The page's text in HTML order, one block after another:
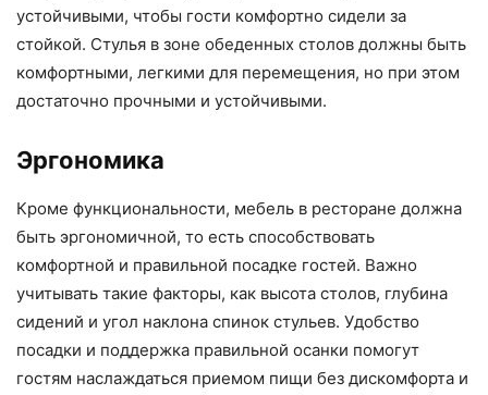
устойчивыми, чтобы гости комфортно сидели за
стойкой. Стулья в зоне обеденных столов должны быть
комфортными, легкими для перемещения, но при этом
достаточно прочными и устойчивыми.
Эргономика
Кроме функциональности, мебель в ресторане должна
быть эргономичной, то есть способствовать
комфортной и правильной посадке гостей. Важно
учитывать такие факторы, как высота столов, глубина
сидений и угол наклона спинок стульев. Удобство
посадки и поддержка правильной осанки помогут
гостям наслаждаться приемом пищи без дискомфорта и